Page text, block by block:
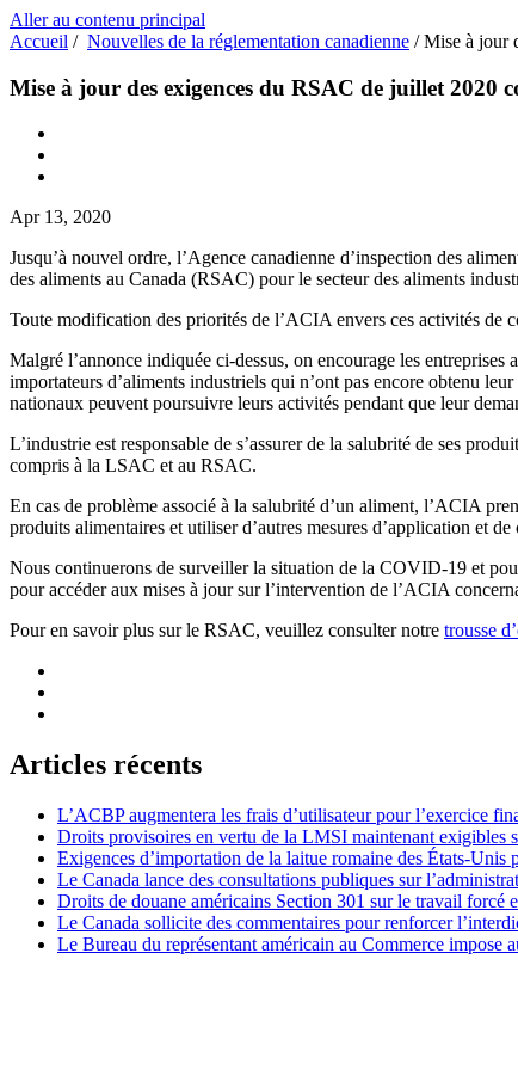
Aller au contenu principal
Accueil / Nouvelles de la réglementation canadienne /Mise à jour
Mise à jour des exigences du RSAC de juillet 2020
Apr 13, 2020
Jusqu’à nouvel ordre, l’Agence canadienne d’inspection des
des aliments au Canada (RSAC) pour le secteur des aliments
Toute modification des priorités de l’ACIA envers ces activités de
Malgré l’annonce indiquée ci-dessus, on encourage les
importateurs d’aliments industriels qui n’ont pas encore obtenu
nationaux peuvent poursuivre leurs activités pendant que leur
L’industrie est responsable de s’assurer de la salubrité de ses
compris à la LSAC et au RSAC.
En cas de problème associé à la salubrité d’un aliment, l’ACIA
produits alimentaires et utiliser d’autres mesures d’application et de
Nous continuerons de surveiller la situation de la COVID-19 et
pour accéder aux mises à jour sur l’intervention de l’ACIA
Pour en savoir plus sur le RSAC, veuillez consulter notre trousse
Articles récents
L’ACBP augmentera les frais d’utilisateur pour l’exercice
Droits provisoires en vertu de la LMSI maintenant exigibles
Exigences d’importation de la laitue romaine des États-Unis
Le Canada lance des consultations publiques sur
Droits de douane américains Section 301 sur le travail forcé
Le Canada sollicite des commentaires pour renforcer
Le Bureau du représentant américain au Commerce impose